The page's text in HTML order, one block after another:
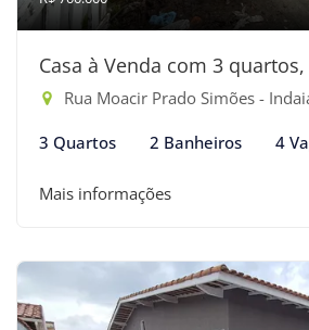
Casa à Venda com 3 quartos,
Rua Moacir Prado Simões -
3 Quartos 2 Banheiros 4
Mais informações